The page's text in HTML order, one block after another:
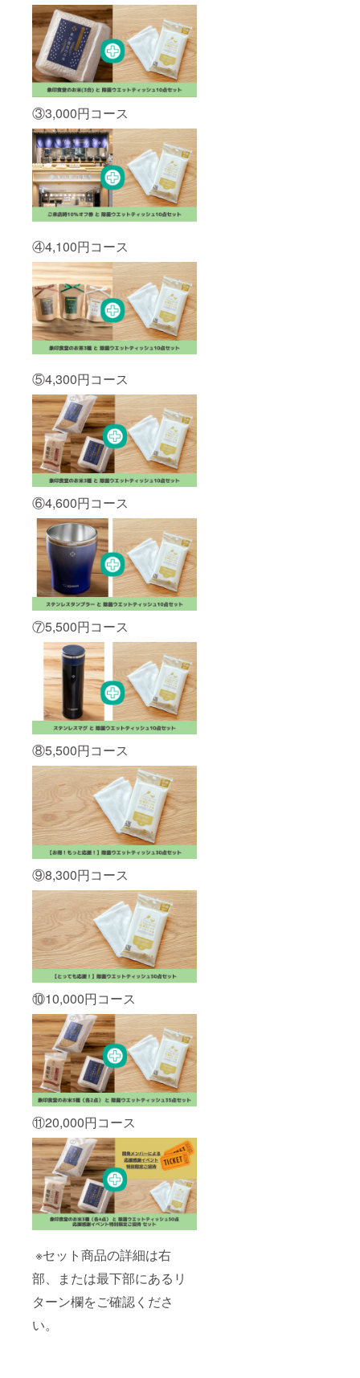
③3,000円コース
④4,100円コース
⑤4,300円コース
⑥4,600円コース
⑦5,500円コース
⑧5,500円コース
⑨8,300円コース
⑩10,000円コース
⑪20,000円コース
※セット商品の詳細は右
部、または最下部にあるリ
ターン欄をご確認くださ
い。